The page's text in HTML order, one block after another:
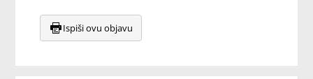
Ispiši ovu objavu